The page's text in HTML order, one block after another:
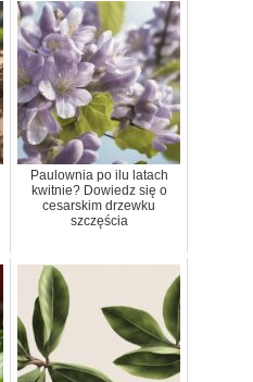
Paulownia po ilu latach
kwitnie? Dowiedz się o
cesarskim drzewku
szczęścia